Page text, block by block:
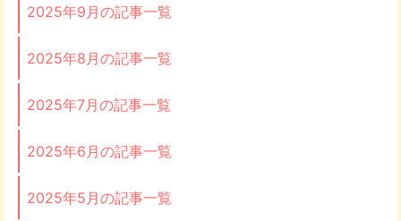
2025年9月の記事一覧
2025年8月の記事一覧
2025年7月の記事一覧
2025年6月の記事一覧
2025年5月の記事一覧